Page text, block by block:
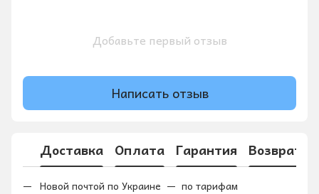
Добавьте первый отзыв
Написать отзыв
Доставка Оплата Гарантия Возврат
Новой почтой по Украине — по тарифам